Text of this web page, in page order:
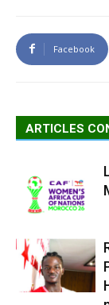
Facebook
ARTICLES